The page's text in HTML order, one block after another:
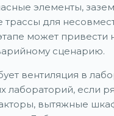
элементы,
трассы для
может привести
сценарию.
вентиляция в
лабораторий, если
вытяжные